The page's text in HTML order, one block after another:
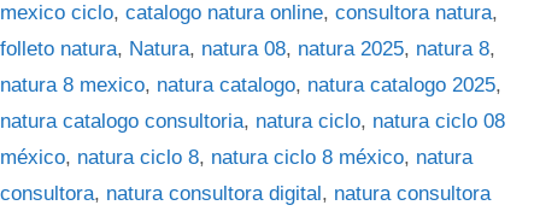
mexico ciclo, catalogo natura online, consultora natura,
folleto natura, Natura, natura 08, natura 2025, natura 8,
natura 8 mexico, natura catalogo, natura catalogo 2025,
natura catalogo consultoria, natura ciclo, natura ciclo 08
méxico, natura ciclo 8, natura ciclo 8 méxico, natura
consultora, natura consultora digital , natura consultora